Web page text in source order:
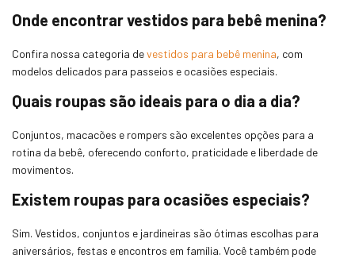
Onde encontrar vestidos para bebê menina?
Confira nossa categoria devestidos para bebê menina, com
modelos delicados para passeios e ocasiões especiais.
Quais roupas são ideais para o dia a dia?
Conjuntos, macacões e rompers são excelentes opções para a
rotina da bebê, oferecendo conforto, praticidade e liberdade de
movimentos.
Existem roupas para ocasiões especiais?
Sim. Vestidos, conjuntos e jardineiras são ótimas escolhas para
aniversários, festas e encontros em família. Você também pode